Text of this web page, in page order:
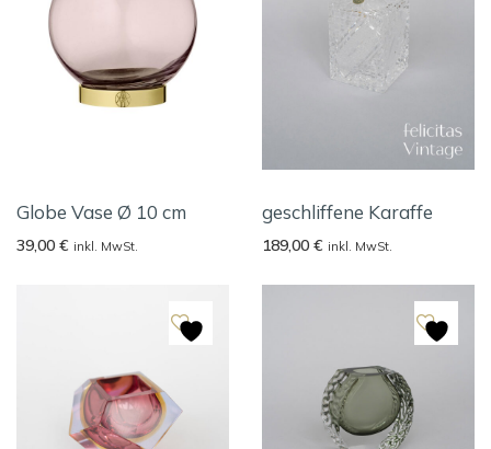
Globe Vase Ø 10 cm
39,00 € inkl. MwSt.
geschliffene Karaffe
189,00 € inkl. MwSt.